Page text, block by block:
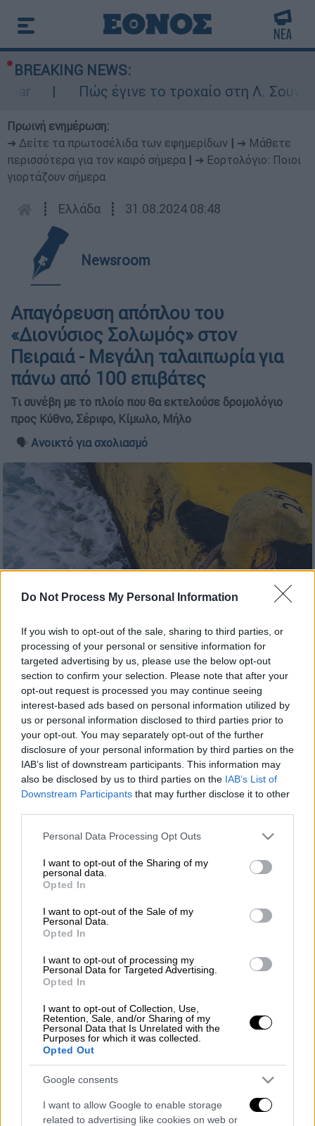
Do Not Process My Personal Information
If you wish to opt-out of the sale, sharing to third parties, or
processing of your personal or sensitive information for
targeted advertising by us, please use the below opt-out
section to confirm your selection. Please note that after your
opt-out request is processed you may continue seeing
interest-based ads based on personal information utilized by
us or personal information disclosed to third parties prior to
your opt-out. You may separately opt-out of the further
disclosure of your personal information by third parties on the
IAB’s list of downstream participants. This information may
also be disclosed by us to third parties on the IAB’s List of
Downstream Participants that may further disclose it to other
Please note that this website/app uses one or more Google
not limited to your visit or usage behaviour. You may click to
grant or deny consent to Google and its third-party tags to
use your data for below specified purposes in below Google
consent section.
Personal Data Processing Opt Outs
I want to opt-out of the Sharing of my
personal data.
Opted In
I want to opt-out of the Sale of my
Personal Data.
Opted In
I want to opt-out of processing my
Personal Data for Targeted Advertising.
Opted In
I want to opt-out of Collection, Use,
Retention, Sale, and/or Sharing of my
Personal Data that Is Unrelated with the
Purposes for which it was collected.
Opted Out
Google consents
I want to allow Google to enable storage
related to advertising like cookies on web or
BREAKING NEWS:
Πώς έγινε το τροχαίο στη Λ.
Πρωινή ενημέρωση:
➔ Δείτε τα πρωτοσέλιδα των εφημερίδων
➔ Μάθετε
περισσότερα για τον καιρό σήμερα
➔ Εορτολόγιο: Ποιοι
γιορτάζουν σήμερα
┋ Ελλάδα ┋ 31.08.2024 08:48
Newsroom
Απαγόρευση απόπλου του
«Διονύσιος Σολωμός» στον
Πειραιά - Μεγάλη ταλαιπωρία για
πάνω από 100 επιβάτες
Τι συνέβη με το πλοίο που θα εκτελούσε δρομολόγιο
προς Κύθνο, Σέριφο, Κίμωλο, Μήλο
🗣️ Ανοικτό για σχολιασμό
Προσθέστε το ΕΘΝΟΣ στη Google
Στο λιμάνι τουΠειραιά παραμένει το πλοίο
Διονύσιος Σολωμός» λόγω της
απαγόρευσης απόπλουπου ανακοινώθηκε.
Ο λόγος είναι η εμπλοκή του πρωραίου
χειρισμών.
ΔΙΑΒΑΣΤΕ ΕΠΙΣΗΣ
Ελλάδα|31.08.2024 08:29
Θρήνος για τα δύο 20χρονα παιδιά που
- Πώς έγινε το δυστύχημα
Το πλοίο«Διονύσιος Σολωμός»θα
εκτελούσε δρομολόγιο
Πειραιά προςΚύθνο, Σέριφο, Κίμωλο, Μήλο
δίκυκλα.